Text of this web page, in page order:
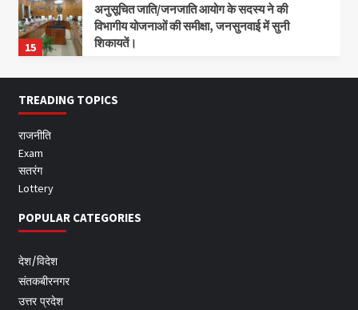
15
अनुसूचित जाति/जनजाति आयोग के सदस्य ने की
विभागीय योजनाओं की समीक्षा, जनसुनवाई में सुनी
शिकायतें।
TREADING TOPICS
राजनीति
Exam
सतरंग
Lottery
POPULAR CATEGORIES
देश/विदेश
संतकबीरनगर
उत्तर प्रदेश